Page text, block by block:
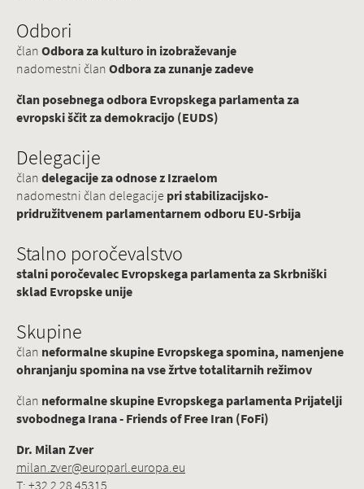
Odbori
članOdbora za kulturo in izobraževanje
nadomestni članOdbora za zunanje zadeve
član posebnega odbora Evropskega parlamenta za
evropski ščit za demokracijo (EUDS)
Delegacije
člandelegacije za odnose z Izraelom
nadomestni član delegacije pri stabilizacijsko-
pridružitvenem parlamentarnem odboru EU-Srbija
Stalno poročevalstvo
stalni poročevalec Evropskega parlamenta za Skrbniški
sklad Evropske unije
Skupine
član neformalne skupine Evropskega spomina, namenjene
ohranjanju spomina na vse žrtve totalitarnih režimov
član neformalne skupine Evropskega parlamenta Prijatelji
svobodnega Irana - Friends of Free Iran (FoFi)
Dr. Milan Zver
milan.zver@europarl.europa.eu
T: +32 2 28 45315